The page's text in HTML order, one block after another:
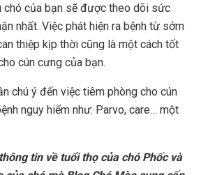
chó của bạn sẽ được theo dõi sức
nhất. Việc phát hiện ra bệnh từ sớm
thiệp kịp thời cũng là một cách tốt
cún cưng của bạn.
chú ý đến việc tiêm phòng cho cún
nguy hiểm như: Parvo, care… một
tin về tuổi thọ của chó Phốc và